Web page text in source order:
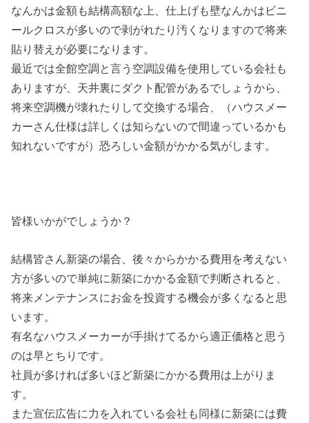
なんかは金額も結構高額な上、仕上げも壁なんかはビニ
ールクロスが多いので剥がれたり汚くなりますので将来
貼り替えが必要になります。
最近では全館空調と言う空調設備を使用している会社も
ありますが、天井裏にダクト配管があるでしょうから、
将来空調機が壊れたりして交換する場合、（ハウスメー
カーさん仕様は詳しくは知らないので間違っているかも
知れないですが）恐ろしい金額がかかる気がします。
皆様いかがでしょうか？
結構皆さん新築の場合、後々からかかる費用を考えない
方が多いので単純に新築にかかる金額で判断されると、
将来メンテナンスにお金を投資する機会が多くなると思
います。
有名なハウスメーカーが手掛けてるから適正価格と思う
のは早とちりです。
社員が多ければ多いほど新築にかかる費用は上がりま
す。
また宣伝広告に力を入れている会社も同様に新築には費